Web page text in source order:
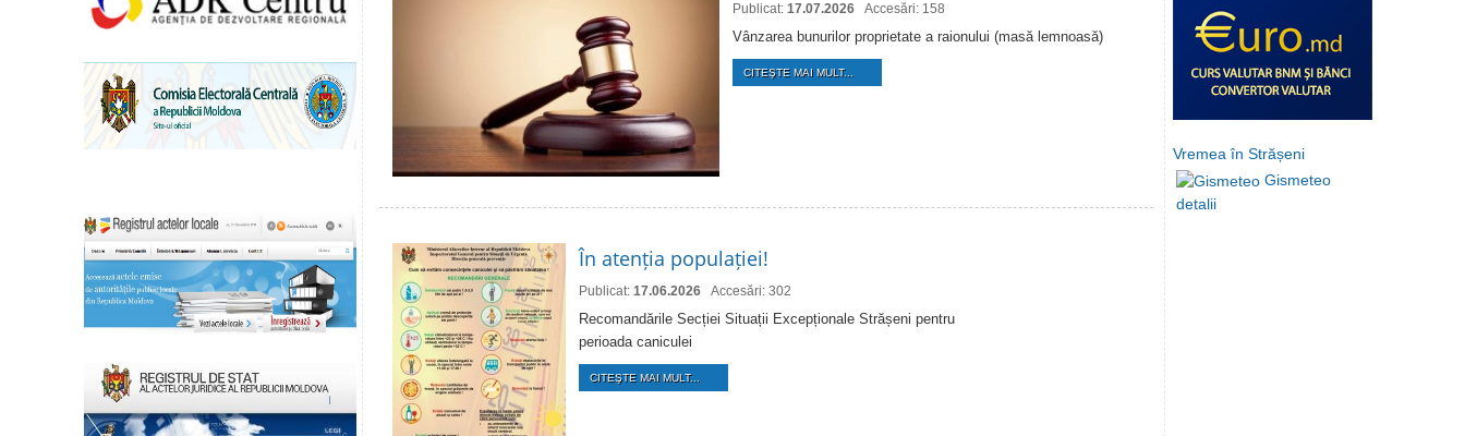
Publicat: 17.07.2026 Accesări: 158
Vânzarea bunurilor proprietate a raionului (masă lemnoasă)
CITEŞTE MAI MULT...
În atenția populației!
Publicat: 17.06.2026 Accesări: 302
Recomandările Secției Situații Excepționale Strășeni pentru
perioada caniculei
CITEŞTE MAI MULT...
Vremea în Strășeni
Gismeteo
detalii